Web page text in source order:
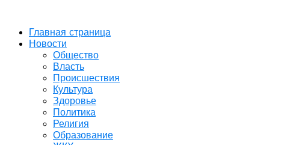
Главная страница
Новости
Общество
Власть
Происшествия
Культура
Здоровье
Политика
Религия
Образование